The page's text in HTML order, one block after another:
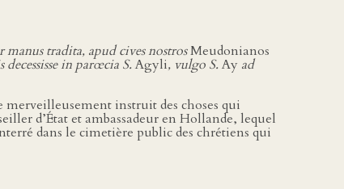
tradita, apud cives nostrosMeudonianos
in parœcia S. Agyli, vulgo S. Ay ad
instruit des choses qui
d’État et ambassadeur en Hollande, lequel
dans le cimetière public des chrétiens qui